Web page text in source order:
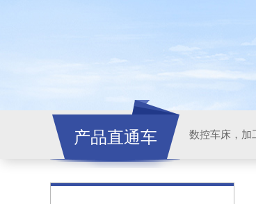
产品直通车